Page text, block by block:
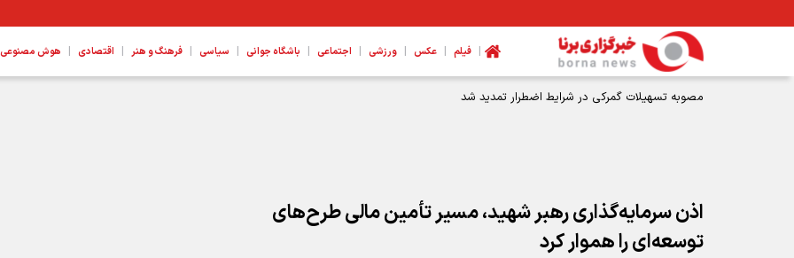
| فیلم | عکس | ورزشی | اجتماعی | باشگاه جوانی | سیاسی | فرهنگ و هنر | اقتصادی | هوش مصنوعی،
اذن سرمایه‌گذاری رهبر شهید، مسیر تأمین مالی طرح‌های
توسعه‌ای را هموار کرد